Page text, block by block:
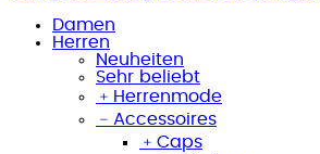
Damen
Herren
Neuheiten
Sehr beliebt
﹢ Herrenmode
﹣ Accessoires
﹢ Caps